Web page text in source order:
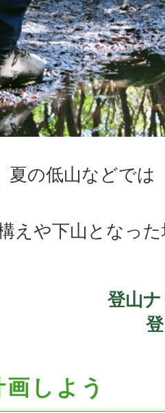
夏の低山などでは
えや下山となっ
登山
しよう